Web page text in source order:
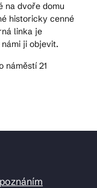
na dvoře domu
historicky cenné
linka je
ji objevit.
náměstí 21